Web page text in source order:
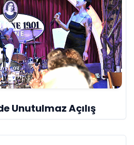
Unutulmaz Açılış